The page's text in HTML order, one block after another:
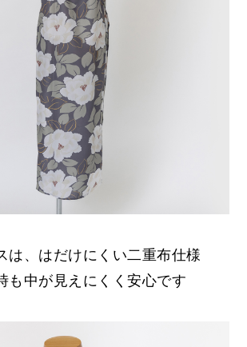
は、はだけにくい二重布仕様
も中が見えにくく安心です